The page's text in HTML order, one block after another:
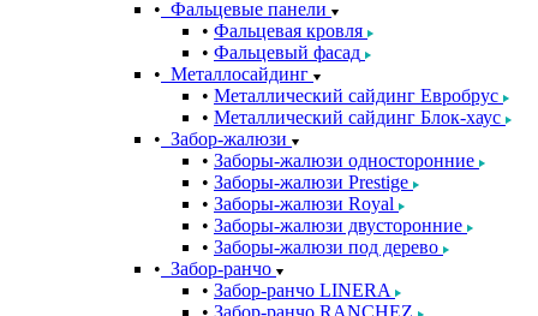
Фальцевые панели
Фальцевая кровля
Фальцевый фасад
Металлосайдинг
Металлический сайдинг Евробрус
Металлический сайдинг Блок-хаус
Забор-жалюзи
Заборы-жалюзи односторонние
Заборы-жалюзи Prestige
Заборы-жалюзи Royal
Заборы-жалюзи двусторонние
Заборы-жалюзи под дерево
Забор-ранчо
Забор-ранчо LINERA
Забор-ранчо RANCHEZ